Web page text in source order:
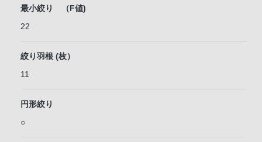
最小絞り （F値)
22
絞り羽根 (枚）
11
円形絞り
○